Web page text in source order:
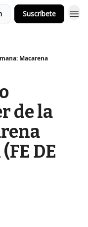
Suscríbete
Macarena
de la
DE